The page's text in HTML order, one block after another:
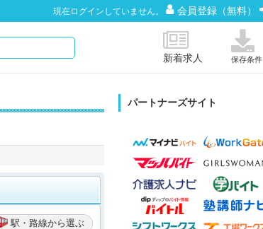
現在ログインしていません。 会員登録（無料）
新着求人 保存条件
駅・路線から選ぶ
パートナーズサイト